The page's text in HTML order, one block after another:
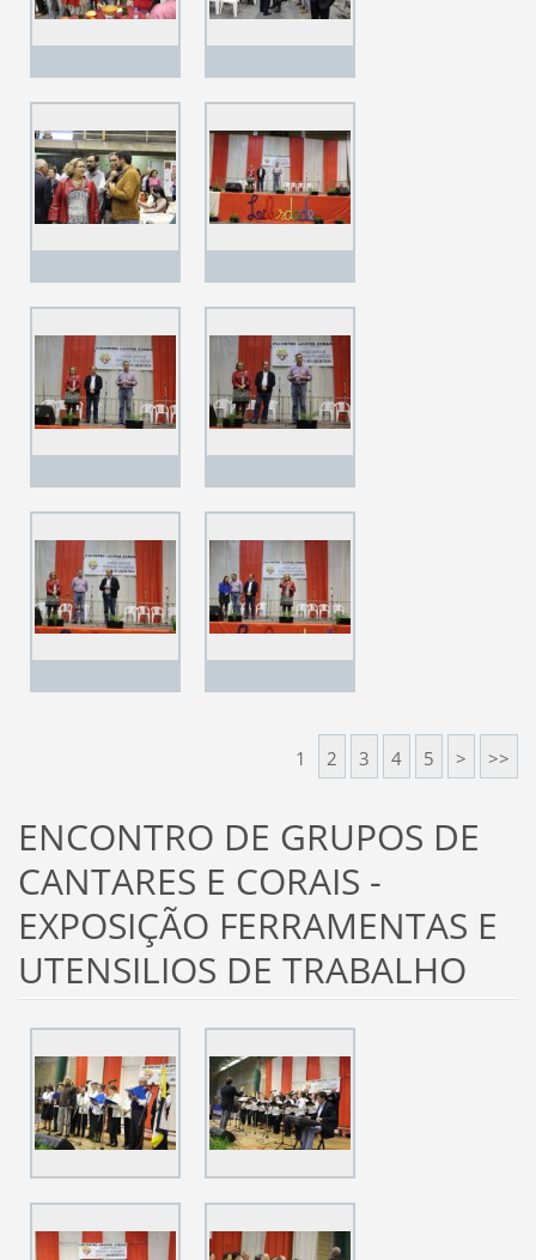
1 2 3 4 5 > >>
ENCONTRO DE GRUPOS DE
CANTARES E CORAIS -
EXPOSIÇÃO FERRAMENTAS E
UTENSILIOS DE TRABALHO